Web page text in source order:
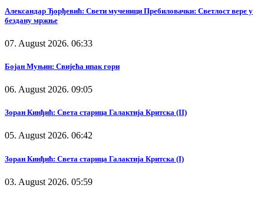
Александар Ђорђевић: Свети мученици Пребиловачки: Светлост вере у
бездану мржње
07. August 2026. 06:33
Бојан Муњин: Свијећа ипак гори
06. August 2026. 09:05
Зоран Кинђић: Света старица Галактија Критска (II)
05. August 2026. 06:42
Зоран Кинђић: Света старица Галактија Критска (I)
03. August 2026. 05:59